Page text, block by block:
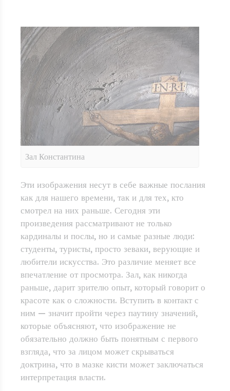
Зал Константина
Эти изображения несут в себе важные послания
как для нашего времени, так и для тех, кто
смотрел на них раньше. Сегодня эти
произведения рассматривают не только
кардиналы и послы, но и самые разные люди:
студенты, туристы, просто зеваки, верующие и
любители искусства. Это различие меняет все
впечатление от просмотра. Зал, как никогда
раньше, дарит зрителю опыт, который говорит о
красоте как о сложности. Вступить в контакт с
ним — значит пройти через паутину значений,
которые объясняют, что изображение не
обязательно должно быть понятным с первого
взгляда, что за лицом может скрываться
доктрина, что в мазке кисти может заключаться
интерпретация власти.